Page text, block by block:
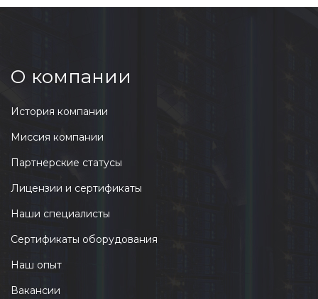
О компании
История компании
Миссия компании
Партнерские статусы
Лицензии и сертификаты
Наши специалисты
Сертификаты оборудования
Наш опыт
Вакансии